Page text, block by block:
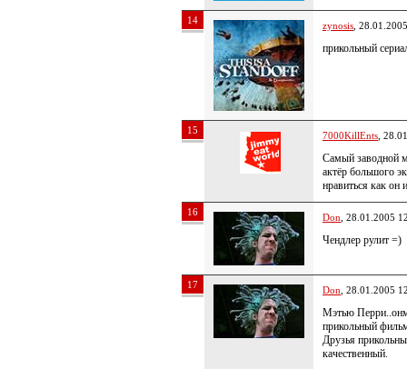
14 zynosis ,
прикольный
15 7000KillEnts ,
Самый заводной
актёр большого
нравиться как он
16 Don , 28.01.2005
Чендлер рулит =)
17 Don , 28.01.2005
Мэтью Перри..онм
прикольный
Друзья
качественный.